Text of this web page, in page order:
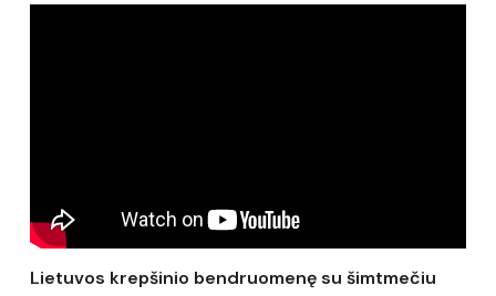
Lietuvos krepšinio bendruomenę su šimtmečiu